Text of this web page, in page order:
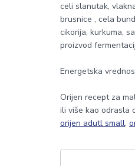
celi slanutak,
brusnice , cela
cikorija, kurkuma,
proizvod
Energetska
Orijen recept za
ili više kao odrasla
orijen adutl small,